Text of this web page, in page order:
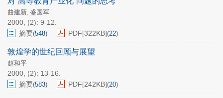
曲建新, 盛国军
2000, (2): 9-12.
摘要(548) PDF[322KB](22)
敦煌学的世纪回顾与展望
赵和平
2000, (2): 13-16.
摘要(583) PDF[242KB](20)